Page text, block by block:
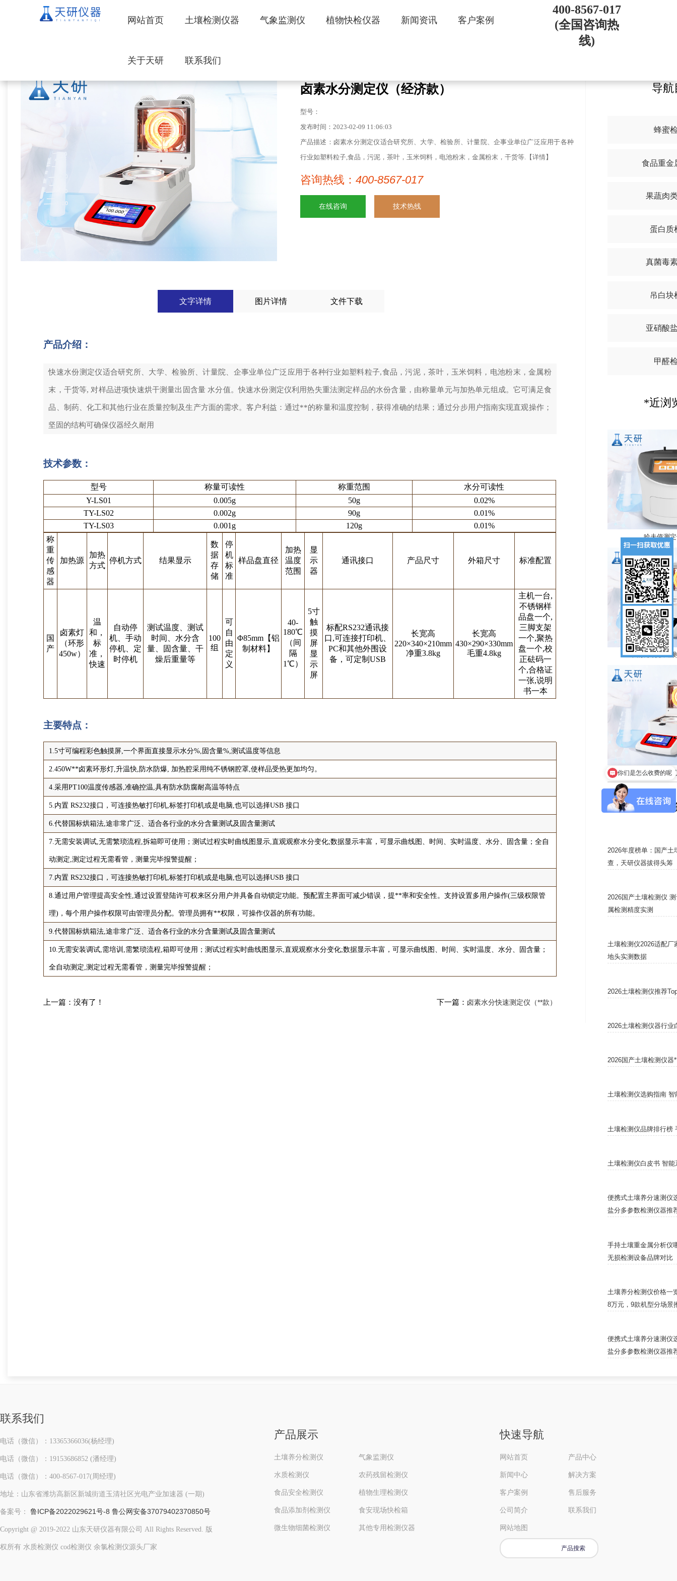
网站首页 土壤检测仪器 气象监测仪 植物快检仪器 新闻资讯 客户案例
关于天研 联系我们
400-8567-017
(全国咨询热
线)
卤素水分测定仪（经济款）
型号：
发布时间：2023-02-09 11:06:03
产品描述：卤素水分测定仪适合研究所、大学、检验所、计量院、企事业单位广泛应用于各种
行业如塑料粒子,食品，污泥，茶叶，玉米饲料，电池粉末，金属粉末，干货等.【详情】
咨询热线： 400-8567-017
在线咨询 技术热线
文字详情 图片详情 文件下载
产品介绍：
快速水份测定仪适合研究所、大学、检验所、计量院、企事业单位广泛应用于各种行业如塑料粒子,食品，污泥，茶叶，玉米饲料，电池粉末，金属粉
末，干货等, 对样品进项快速烘干测量出固含量 水分值。快速水份测定仪利用热失重法测定样品的水份含量，由称量单元与加热单元组成。它可满足食
品、制药、化工和其他行业在质量控制及生产方面的需求。客户利益：通过**的称量和温度控制，获得准确的结果；通过分步用户指南实现直观操作；
坚固的结构可确保仪器经久耐用
技术参数：
型号 称量可读性 称重范围
水分可读性
Y-LS01
0.005g 50g
0.02%
TY-LS02
0.002g 90g
0.01%
TY-LS03
0.001g 120g
0.01%
称
重
传
感
器
加热源
加热
方式
停机方式 结果显示
数
据
存
储
停
机
标
准
样品盘直径
加热
温度
范围
显
示
器
通讯接口 产品尺寸 外箱尺寸 标准配置
国
产
卤素灯
（环形
450w）
温
和，
标
准，
快速
自动停
机、手动
停机、定
时停机
测试温度、测试
时间、水分含
量、固含量、干
燥后重量等
100
组
可
自
由
定
义
Φ85mm【铝
制材料】
40-
180℃
（间
隔
1℃）
5寸
触
摸
屏
显
示
屏
标配RS232通讯接
口,可连接打印机、
PC和其他外围设
备，可定制USB
长宽高
220×340×210mm
净重3.8kg
长宽高
430×290×330mm
毛重4.8kg
主机一台,
不锈钢样
品盘一个,
三脚支架
一个,聚热
盘一个,校
正砝码一
个,合格证
一张,说明
书一本
主要特点：
1.5寸可编程彩色触摸屏,一个界面直接显示水分%,固含量%,测试温度等信息
2.450W**卤素环形灯,升温快,防水防爆, 加热腔采用纯不锈钢腔罩,使样品受热更加均匀。
4.采用PT100温度传感器,准确控温,具有防水防腐耐高温等特点
5.内置 RS232接口，可连接热敏打印机,标签打印机或是电脑,也可以选择USB 接口
6.代替国标烘箱法,途非常广泛、适合各行业的水分含量测试及固含量测试
7.无需安装调试,无需繁琐流程,拆箱即可使用；测试过程实时曲线图显示,直观观察水分变化;数据显示丰富，可显示曲线图、时间、实时温度、水分、固含量；全自
动测定,测定过程无需看管，测量完毕报警提醒；
7.内置 RS232接口，可连接热敏打印机,标签打印机或是电脑,也可以选择USB 接口
8.通过用户管理提高安全性,通过设置登陆许可权来区分用户并具备自动锁定功能。预配置主界面可减少错误，提**率和安全性。支持设置多用户操作(三级权限管
理)，每个用户操作权限可由管理员分配。管理员拥有**权限，可操作仪器的所有功能。
9.代替国标烘箱法,途非常广泛、适合各行业的水分含量测试及固含量测试
10.无需安装调试,需培训,需繁琐流程,箱即可使用；测试过程实时曲线图显示,直观观察水分变化;数据显示丰富，可显示曲线图、时间、实时温度、水分、固含量；
全自动测定,测定过程无需看管，测量完毕报警提醒；
上一篇：没有了！ 下一篇： 卤素水分快速测定仪（**款）
导航
蜂蜜
食品重金
果蔬肉
蛋白质
真菌毒
吊白块
亚硝酸
甲醛
*近浏
哈夫值测
卤素水分快速
卤素水分测定
*新
2026年度榜单：国产
查，天研仪器拔得头筹
2026国产土壤检测仪
属检测精度实测
土壤检测仪2026适配厂
地头实测数据
2026土壤检测仪推荐
2026土壤检测仪器行业
2026国产土壤检测仪器
土壤检测仪选购指南
土壤检测仪品牌排行榜
土壤检测仪白皮书 智
便携式土壤养分速测仪
盐分多参数检测仪器推
手持土壤重金属分析仪
无损检测设备品牌对比
土壤养分检测仪价格一
8万元，9款机型分场景
便携式土壤养分速测仪
盐分多参数检测仪器推
联系我们
电话（微信）：13365366036(杨经理)
电话（微信）：19153686852 (潘经理)
电话（微信）：400-8567-017(周经理)
地址：山东省潍坊高新区新城街道玉清社区光电产业加速器 (一期)
备案号： 鲁ICP备2022029621号-8 鲁公网安备37079402370850号
Copyright @ 2019-2022 山东天研仪器有限公司 All Rights Reserved. 版
权所有 水质检测仪 cod检测仪 余氯检测仪源头厂家
产品展示
土壤养分检测仪 气象监测仪
水质检测仪 农药残留检测仪
食品安全检测仪 植物生理检测仪
食品添加剂检测仪 食安现场快检箱
微生物细菌检测仪 其他专用检测仪器
快速导航
网站首页 产品中心
新闻中心 解决方案
客户案例 售后服务
公司简介 联系我们
网站地图
产品搜索
你们是怎么收费的呢